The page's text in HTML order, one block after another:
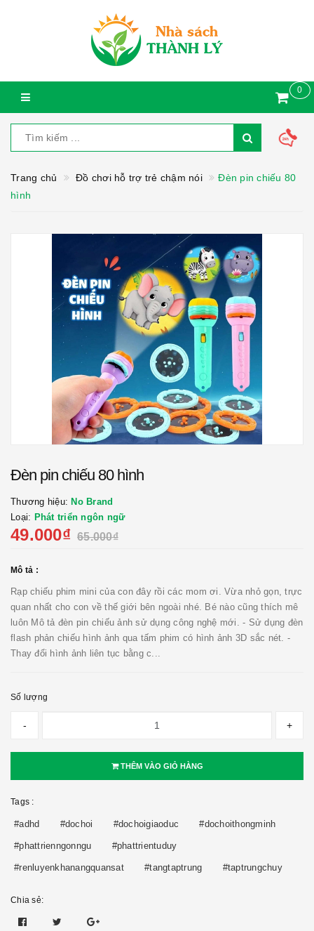
0
Trang chủ Đồ chơi hỗ trợ trẻ chậm nói
Đèn pin chiếu 80
hình
Đèn pin chiếu 80 hình
Thương hiệu: No Brand
Loại: Phát triển ngôn ngữ
49.000₫ 65.000₫
Mô tả :
Rạp chiếu phim mini của con đây rồi các mom ơi. Vừa nhỏ gọn, trực
quan nhất cho con về thế giới bên ngoài nhé. Bé nào cũng thích mê
luôn Mô tả đèn pin chiếu ảnh sử dụng công nghệ mới. - Sử dụng đèn
flash phản chiếu hình ảnh qua tấm phim có hình ảnh 3D sắc nét. -
Thay đổi hình ảnh liên tục bằng c...
Số lượng
- +
THÊM VÀO GIỎ HÀNG
Tags :
#adhd #dochoi #dochoigiaoduc #dochoithongminh
#phattrienngonngu #phattrientuduy
#renluyenkhanangquansat #tangtaptrung #taptrungchuy
Chia sẻ: